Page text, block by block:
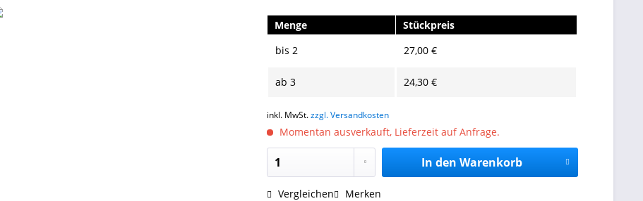
Menge
Stückpreis
bis2 27,00 €
ab3 24,30 €
inkl. MwSt.zzgl. Versandkosten
Momentan ausverkauft, Lieferzeit auf Anfrage.
In den Warenkorb
Vergleichen Merken